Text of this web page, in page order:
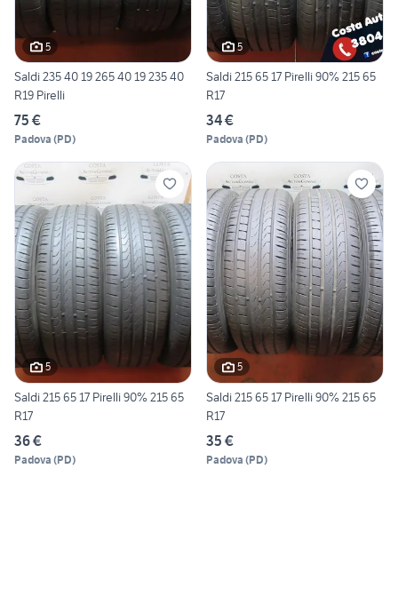
5
Saldi 235 40 19 265 40 19 235 40
R19 Pirelli
75 €
Padova (PD)
5
Saldi 215 65 17 Pirelli 90% 215 65
R17
34 €
Padova (PD)
5
Saldi 215 65 17 Pirelli 90% 215 65
R17
36 €
Padova (PD)
5
Saldi 215 65 17 Pirelli 90% 215 65
R17
35 €
Padova (PD)